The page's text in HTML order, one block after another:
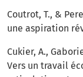
Coutrot, T., &
une aspiration
Cukier, A.,
Vers un travail